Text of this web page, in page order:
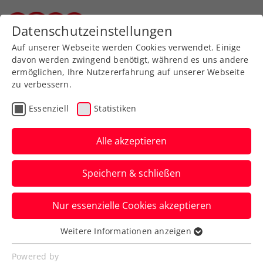
Zurück zur Newsübersicht
ATP
Like a Pro! Blitzturnier
powered by Drei
Alle Kinder und Jugendliche: Noch bis 20.
Oktober, 12:00 Uhr, könnt ihr euch fürs
Event in Wien anmelden.
Verfasst von: Presseaussendung / Redaktion, 03.10.2025
Datenschutzeinstellungen
Auf unserer Webseite werden Cookies verwendet. Einige
davon werden zwingend benötigt, während es uns andere
ermöglichen, Ihre Nutzererfahrung auf unserer Webseite
zu verbessern.
Essenziell Statistiken
Alle akzeptieren
Speichern & schließen
Nur essenzielle Cookies akzeptieren
Essenziell
Essenzielle Cookies werden für grundlegende
Weitere Informationen anzeigen
Powered by